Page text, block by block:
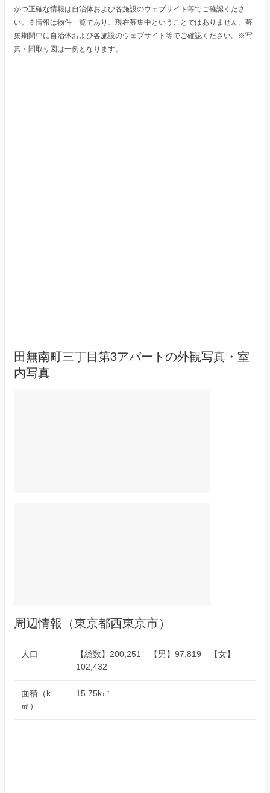
かつ正確な情報は自治体および各施設のウェブサイト等でご確認くださ
い。※情報は物件一覧であり、現在募集中ということではありません。募
集期間中に自治体および各施設のウェブサイト等でご確認ください。※写
真・間取り図は一例となります。
田無南町三丁目第3アパートの外観写真・室
内写真
周辺情報（東京都西東京市）
人口
【総数】200,251 【男】97,819 【女】
102,432
面積（k
㎡）
15.75k㎡